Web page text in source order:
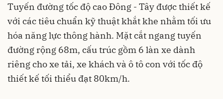
Tuyến đường tốc độ cao Đông - Tây được thiết kế
với các tiêu chuẩn kỹ thuật khắt khe nhằm tối ưu
hóa năng lực thông hành. Mặt cắt ngang tuyến
đường rộng 68m, cấu trúc gồm 6 làn xe dành
riêng cho xe tải, xe khách và ô tô con với tốc độ
thiết kế tối thiểu đạt 80km/h.